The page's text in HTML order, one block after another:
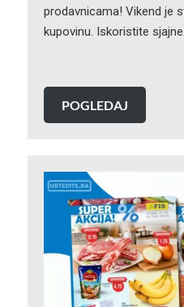
prodavnicama! Vikend je
kupovinu. Iskoristite
POGLEDAJ